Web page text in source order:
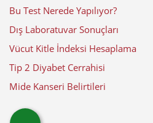
Bu Test Nerede Yapılıyor?
Dış Laboratuvar Sonuçları
Vücut Kitle İndeksi Hesaplama
Tip 2 Diyabet Cerrahisi
Mide Kanseri Belirtileri